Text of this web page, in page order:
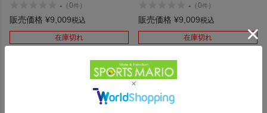
ル ウェア NIKE 063
- （0件 ）
販売価格 ¥9,009税込
在庫切れ
ル ウェア NIKE 010
- （0件 ）
販売価格 ¥9,009税込
在庫切れ
在庫を見る